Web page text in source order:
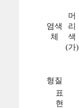
염색
체
머
리
색
(가)
형질
표
현